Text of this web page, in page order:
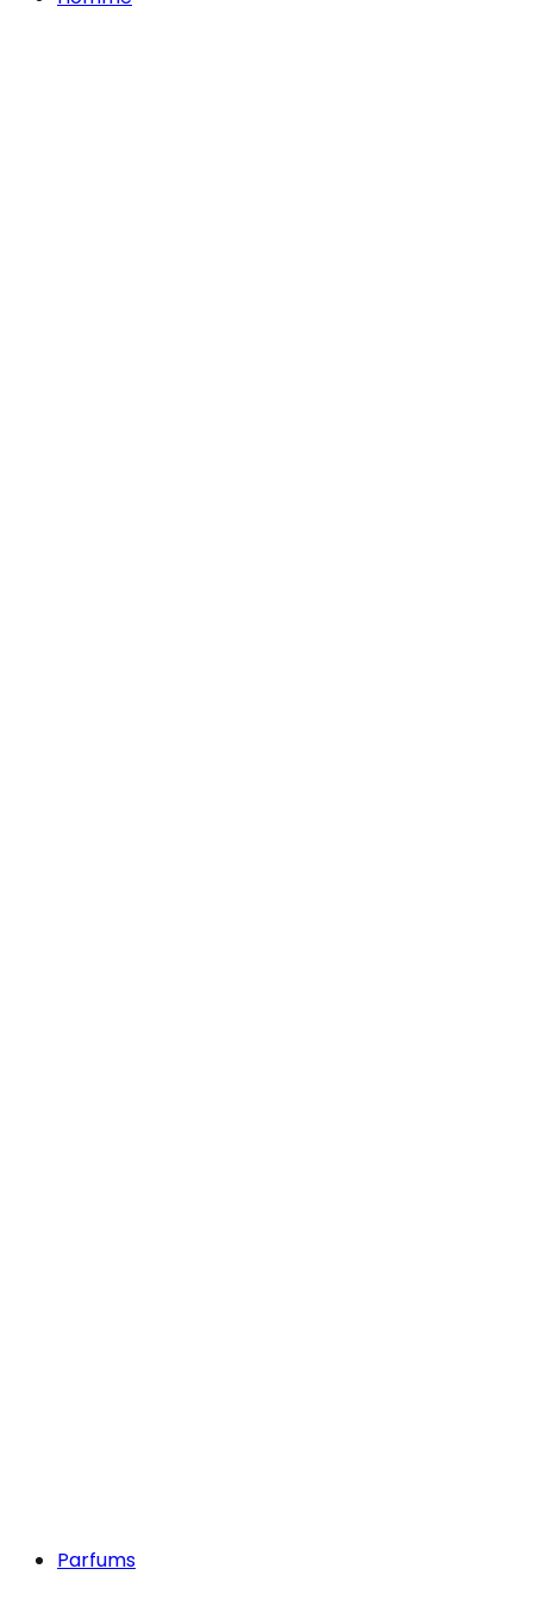
Parfums